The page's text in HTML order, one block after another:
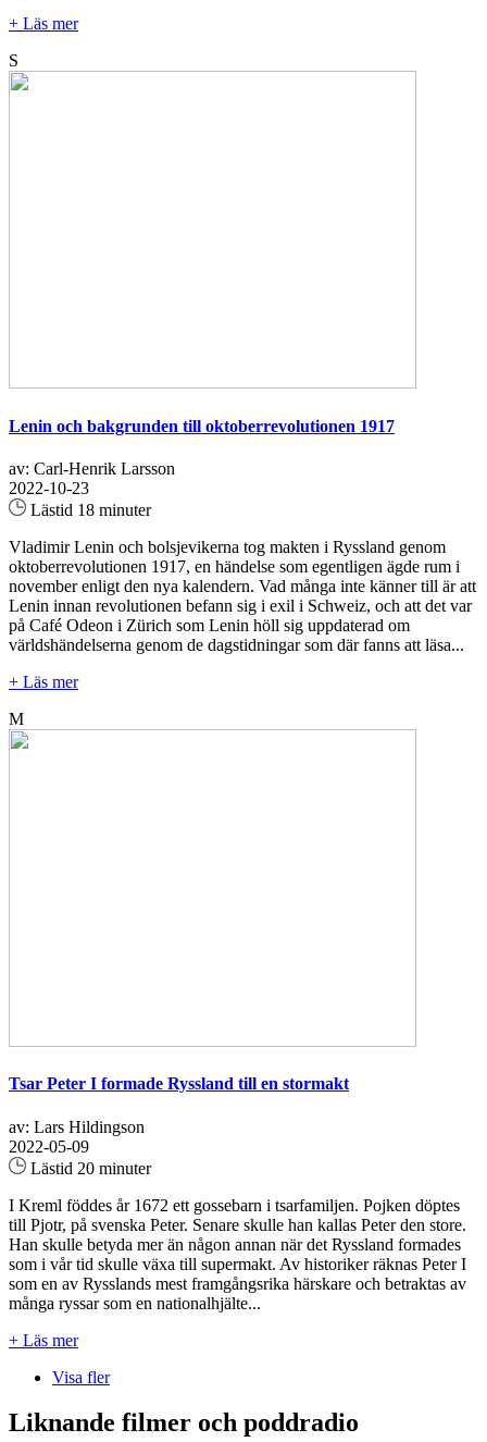
+ Läs mer
S
Lenin och bakgrunden till oktoberrevolutionen 1917
av: Carl-Henrik Larsson
2022-10-23
Lästid 18 minuter
Vladimir Lenin och bolsjevikerna tog makten i Ryssland genom
oktoberrevolutionen 1917, en händelse som egentligen ägde rum i
november enligt den nya kalendern. Vad många inte känner till är att
Lenin innan revolutionen befann sig i exil i Schweiz, och att det var
på Café Odeon i Zürich som Lenin höll sig uppdaterad om
världshändelserna genom de dagstidningar som där fanns att läsa...
+ Läs mer
M
Tsar Peter I formade Ryssland till en stormakt
av: Lars Hildingson
2022-05-09
Lästid 20 minuter
I Kreml föddes år 1672 ett gossebarn i tsarfamiljen. Pojken döptes
till Pjotr, på svenska Peter. Senare skulle han kallas Peter den store.
Han skulle betyda mer än någon annan när det Ryssland formades
som i vår tid skulle växa till supermakt. Av historiker räknas Peter I
som en av Rysslands mest framgångsrika härskare och betraktas av
många ryssar som en nationalhjälte...
+ Läs mer
Visa fler
Liknande filmer och poddradio